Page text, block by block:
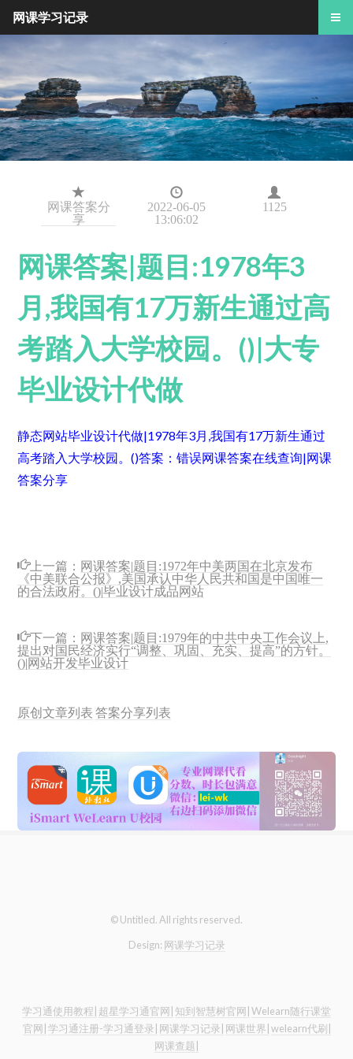
网课答案分
享
2022-06-05
13:06:02
1125
网课答案|题目:1978年3
月,我国有17万新生通过高
考踏入大学校园。()|大专
毕业设计代做
静态网站毕业设计代做|1978年3月,我国有17万新生通过
高考踏入大学校园。()答案：错误网课答案在线查询|网课
答案分享
上一篇： 网课答案|题目:1972年中美两国在北京发布
《中美联合公报》,美国承认中华人民共和国是中国唯一
的合法政府。()|毕业设计成品网站
下一篇： 网课答案|题目:1979年的中共中央工作会议上,
提出对国民经济实行“调整、巩固、充实、提高”的方针。
()|网站开发毕业设计
原创文章列表 答案分享列表
© Untitled. All rights reserved.
Design: 网课学习记录
学习通使用教程| 超星学习通官网| 知到智慧树官网| Welearn随行课堂
官网| 学习通注册-学习通登录| 网课学习记录| 网课世界| welearn代刷|
网课查题|
网课学习记录